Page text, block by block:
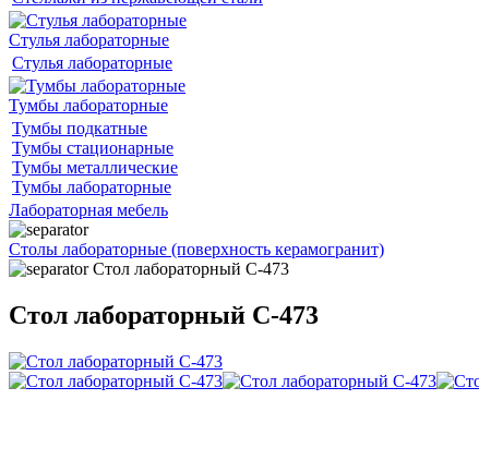
Стулья лабораторные
Стулья лабораторные
Тумбы лабораторные
Тумбы подкатные
Тумбы стационарные
Тумбы металлические
Тумбы лабораторные
Лабораторная мебель
Столы лабораторные (поверхность керамогранит)
Стол лабораторный С-473
Стол лабораторный С-473